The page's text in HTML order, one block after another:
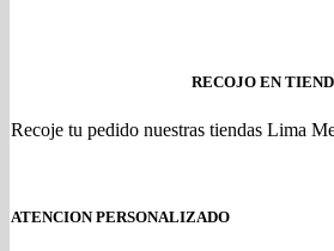
RECOJO EN
Recoje tu pedido nuestras tiendas Lima
ATENCION PERSONALIZADO